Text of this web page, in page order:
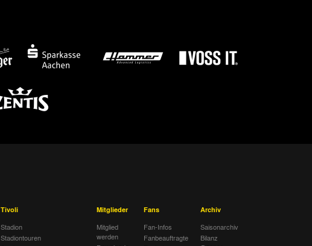
Tivoli
Stadion
Stadiontouren
Mitglieder
Mitglied
werden
Fans
Fan-Infos
Fanbeauftragte
Archiv
Saisonarchiv
Bilanz